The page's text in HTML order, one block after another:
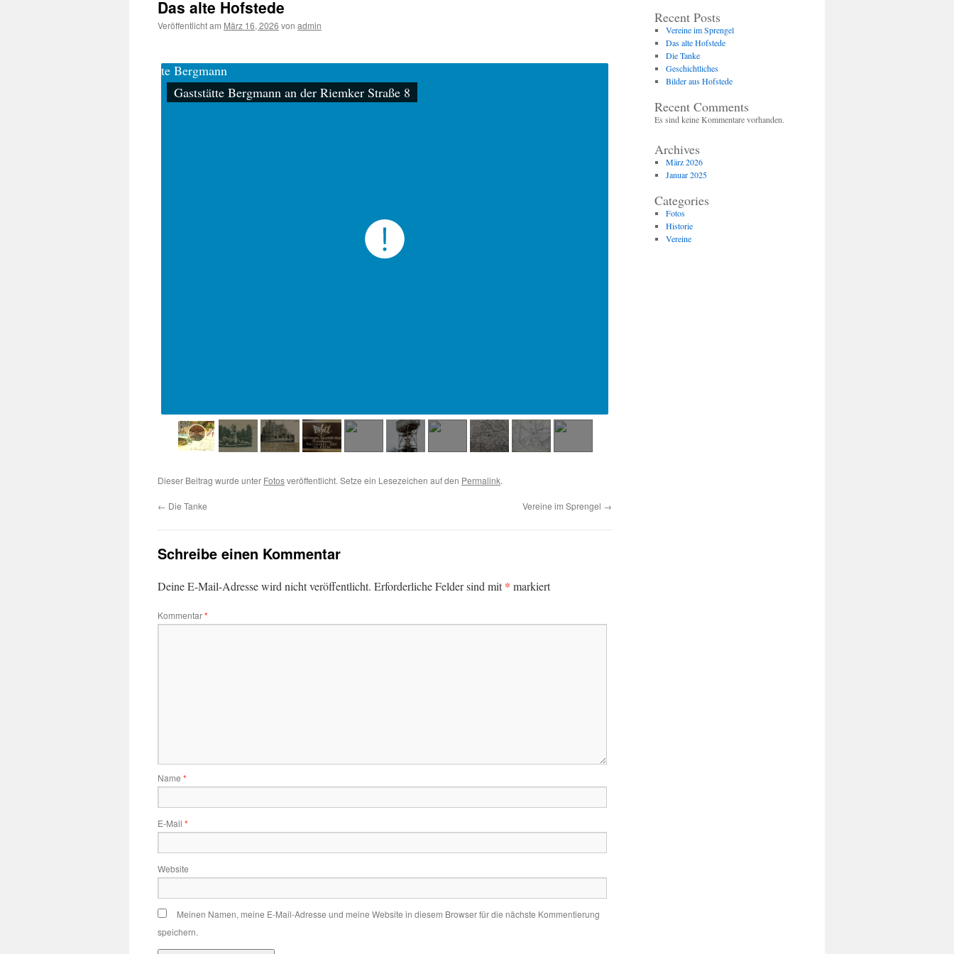
Das alte Hofstede
Veröffentlicht am März 16, 2026 von admin
Gaststätte Bergmann an der Riemker Straße 8
Dieser Beitrag wurde unter Fotosveröffentlicht. Setze ein Lesezeichen auf den Permalink.
← Die Tanke Vereine im Sprengel →
Schreibe einen Kommentar
Deine E-Mail-Adresse wird nicht veröffentlicht. Erforderliche Felder sind mit* markiert
Kommentar*
Name *
E-Mail *
Website
Meinen Namen, meine E-Mail-Adresse und meine Website in diesem Browser für die nächste Kommentierung
speichern.
Recent Posts
Vereine im Sprengel
Das alte Hofstede
Die Tanke
Geschichtliches
Bilder aus Hofstede
Recent Comments
Es sind keine Kommentare vorhanden.
Archives
März 2026
Januar 2025
Categories
Fotos
Historie
Vereine